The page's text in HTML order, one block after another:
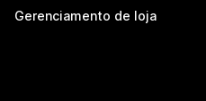
Gerenciamento de loja